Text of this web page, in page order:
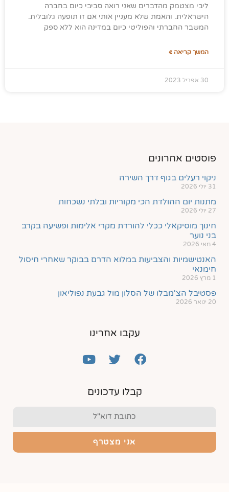
ליבי מצטמק מהדברים שאני רואה סביבי כיום בחברה
הישראלית. והאמת שלא מעניין אותי אם זו תופעה גלובלית.
המשבר החברתי והפוליטי כיום במדינה הוא ללא ספק
המשך קריאה »
30 אפריל 2023
פוסטים אחרונים
ניקוי רעלים בגוף דרך השירה
31 יולי 2026
מתנות יום ההולדת הכי מקוריות ובלתי נשכחות
27 יולי 2026
חינוך מוסיקאלי ככלי להורדת מקרי אלימות ופשיעה בקרב
בני נוער
4 מאי 2026
האנטישמיות והצביעות במלוא הדרם בבוקר שאחרי חיסול
חימנאי
1 מרץ 2026
פסטיבל הצ'מבלו של הסלון מול גבעת נפוליאון
20 ינואר 2026
עקבו אחרינו
קבלו עדכונים
אני מצטרף